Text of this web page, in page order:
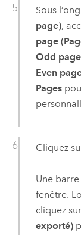
Sous
page),
page
Odd
Even
Pages
Cliquez
Une
fenêtre.
cliquez sur
exporté)